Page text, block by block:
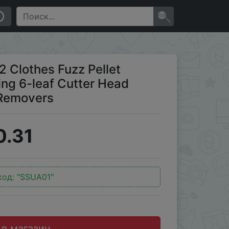
Head Rechargeable Fluff Pellet Removers
Clothes Fuzz Pellet
6-leaf Cutter Head
"SSUA01"